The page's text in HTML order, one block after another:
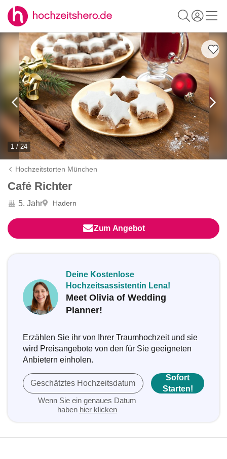
1 / 24
Hochzeitstorten München
Café Richter
5. Jahr Hadern
Zum Angebot
Deine Kostenlose
Hochzeitsassistentin Lena!
Meet Olivia of Wedding
Planner!
Erzählen Sie ihr von Ihrer Traumhochzeit und sie
wird Preisangebote von den für Sie geeigneten
Anbietern einholen.
Geschätztes Hochzeitsdatum
Wenn Sie ein genaues Datum
haben hier klicken
Sofort
Starten!